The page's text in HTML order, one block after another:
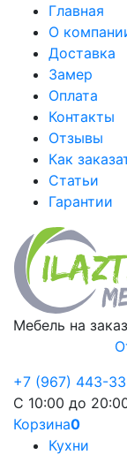
Главная
О
Доставка
Замер
Оплата
Контакты
Отзывы
Как
Статьи
Гарантии
Мебель на
+7 (967) 443-
С 10:00 до
Корзина0
Кухни